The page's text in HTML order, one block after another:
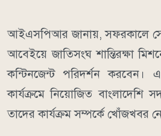
আইএসপিআর জানায়, সফরকালে
আবেইয়ে জাতিসংঘ শান্তিরক্ষা
কন্টিনজেন্ট পরিদর্শন করবেন।
কার্যক্রমে নিয়োজিত বাংলাদেশি
তাদের কার্যক্রম সম্পর্কে খোঁজখবর